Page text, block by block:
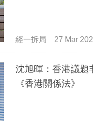
經一拆局 27 Mar
沈旭暉：香港議題
《香港關係法》